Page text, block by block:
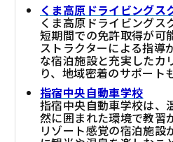
くま高原ドライビングス
くま高原ドライビングス
短期間での免許取得が可
ストラクターによる指導
な宿泊施設と充実したカ
り、地域密着のサポート
指宿中央自動車学校
指宿中央自動車学校は、
然に囲まれた環境で教習
リゾート感覚の宿泊施設